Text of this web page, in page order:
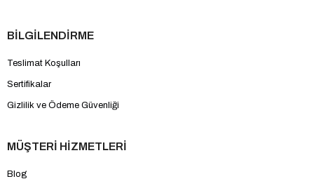
BİLGİLENDİRME
Teslimat Koşulları
Sertifikalar
Gizlilik ve Ödeme Güvenliği
MÜŞTERİ HİZMETLERİ
Blog